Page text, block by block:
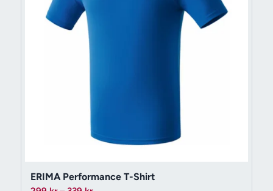
ERIMA Performance T-Shirt